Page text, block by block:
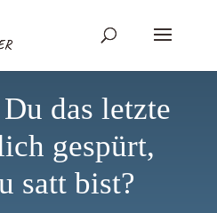
das letzte
gespürt,
satt bist?